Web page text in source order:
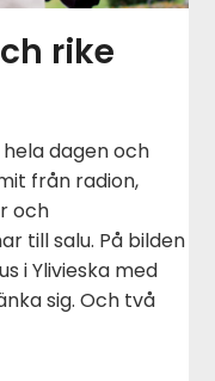
rike
dagen och
från radion,
och
till salu. På bilden
i Ylivieska med
sig. Och två